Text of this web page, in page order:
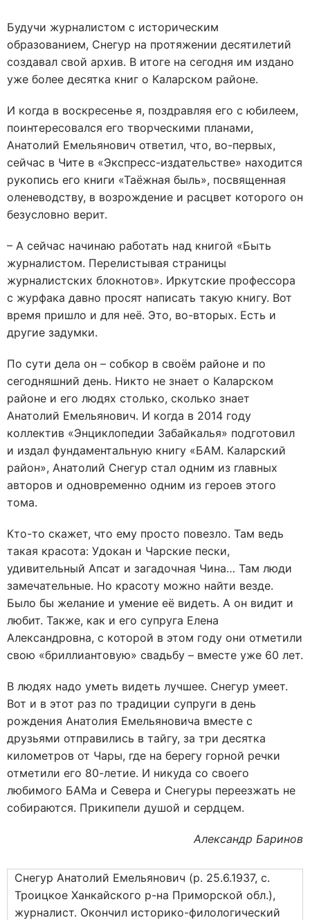
Будучи журналистом с историческим
образованием, Снегур на протяжении десятилетий
создавал свой архив. В итоге на сегодня им издано
уже более десятка книг о Каларском районе.
И когда в воскресенье я, поздравляя его с юбилеем,
поинтересовался его творческими планами,
Анатолий Емельянович ответил, что, во-первых,
сейчас в Чите в «Экспресс-издательстве» находится
рукопись его книги «Таёжная быль», посвященная
оленеводству, в возрождение и расцвет которого он
безусловно верит.
– А сейчас начинаю работать над книгой «Быть
журналистом. Перелистывая страницы
журналистских блокнотов». Иркутские профессора
с журфака давно просят написать такую книгу. Вот
время пришло и для неё. Это, во-вторых. Есть и
другие задумки.
По сути дела он – собкор в своём районе и по
сегодняшний день. Никто не знает о Каларском
районе и его людях столько, сколько знает
Анатолий Емельянович. И когда в 2014 году
коллектив «Энциклопедии Забайкалья» подготовил
и издал фундаментальную книгу «БАМ. Каларский
район», Анатолий Снегур стал одним из главных
авторов и одновременно одним из героев этого
тома.
Кто-то скажет, что ему просто повезло. Там ведь
такая красота: Удокан и Чарские пески,
удивительный Апсат и загадочная Чина… Там люди
замечательные. Но красоту можно найти везде.
Было бы желание и умение её видеть. А он видит и
любит. Также, как и его супруга Елена
Александровна, с которой в этом году они отметили
свою «бриллиантовую» свадьбу – вместе уже 60 лет.
В людях надо уметь видеть лучшее. Снегур умеет.
Вот и в этот раз по традиции супруги в день
рождения Анатолия Емельяновича вместе с
друзьями отправились в тайгу, за три десятка
километров от Чары, где на берегу горной речки
отметили его 80-летие. И никуда со своего
любимого БАМа и Севера и Снегуры переезжать не
собираются. Прикипели душой и сердцем.
Александр Баринов
Снегур Анатолий Емельянович (р. 25.6.1937, с.
Троицкое Ханкайского р-на Приморской обл.),
журналист. Окончил историко-филологический